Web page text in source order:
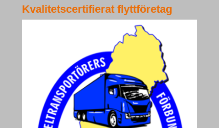
Kvalitetscertifierat flyttföretag